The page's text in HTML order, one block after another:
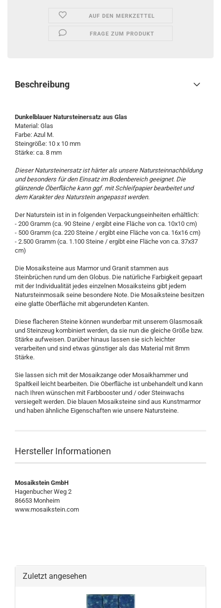
AUF DEN MERKZETTEL
FRAGE ZUM PRODUKT
Beschreibung
Dunkelblauer Natursteinersatz aus Glas
Material: Glas
Farbe: Azul M.
Steingröße: 10 x 10 mm
Stärke: ca. 8 mm
Dieser Natursteinersatz ist härter als unsere Natursteinnachbildung
und besonders für den Einsatz im Bodenbereich geeignet. Die
glänzende Öberfläche kann ggf. mit Schleifpapier bearbeitet und
dem Karakter des Naturstein angepasst werden.
Der Naturstein ist in in folgenden Verpackungseinheiten erhältlich:
- 200 Gramm (ca. 90 Steine / ergibt eine Fläche von ca. 10x10 cm)
- 500 Gramm (ca. 220 Steine / ergibt eine Fläche von ca. 16x16 cm)
- 2.500 Gramm (ca. 1.100 Steine / ergibt eine Fläche von ca. 37x37
cm)
Die Mosaiksteine aus Marmor und Granit stammen aus
Steinbrüchen rund um den Globus. Die natürliche Farbigkeit gepaart
mit der Individualität jedes einzelnen Mosaiksteins gibt jedem
Natursteinmosaik seine besondere Note. Die Mosaiksteine besitzen
eine glatte Oberfläche mit abgerundeten Kanten.
Diese flacheren Steine können wunderbar mit unserem Glasmosaik
und Steinzeug kombiniert werden, da sie nun die gleiche Größe bzw.
Stärke aufweisen. Darüber hinaus lassen sie sich leichter
verarbeiten und sind etwas günstiger als das Material mit 8mm
Stärke.
Sie lassen sich mit der Mosaikzange oder Mosaikhammer und
Spaltkeil leicht bearbeiten. Die Oberfläche ist unbehandelt und kann
nach Ihren wünschen mit Farbbooster und / oder Steinwachs
versiegelt werden. Die blauen Mosaiksteine sind aus Kunstmarmor
und haben ähnliche Eigenschaften wie unsere Natursteine.
Hersteller Informationen
Mosaikstein GmbH
Hagenbucher Weg 2
86653 Monheim
www.mosaikstein.com
Zuletzt angesehen